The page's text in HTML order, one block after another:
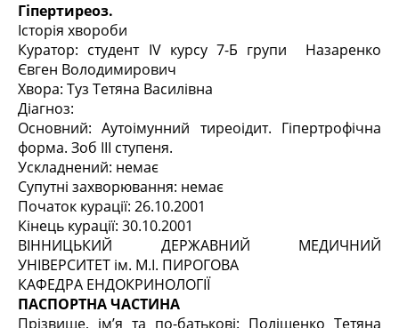
Гіпертиреоз.
Історія хвороби
Куратор: студент IV курсу 7-Б групи Назаренко
Євген Володимирович
Хвора: Туз Тетяна Василівна
Діагноз:
Основний: Аутоімунний тиреоідит. Гіпертрофічна
форма. Зоб III ступеня.
Ускладнений: немає
Супутні захворювання: немає
Початок курації: 26.10.2001
Кінець курації: 30.10.2001
ВІННИЦЬКИЙ ДЕРЖАВНИЙ МЕДИЧНИЙ
УНІВЕРСИТЕТ ім. М.І. ПИРОГОВА
КАФЕДРА ЕНДОКРИНОЛОГІЇ
ПАСПОРТНА ЧАСТИНА
Прізвище, ім’я та по-батькові: Поліщенко Тетяна